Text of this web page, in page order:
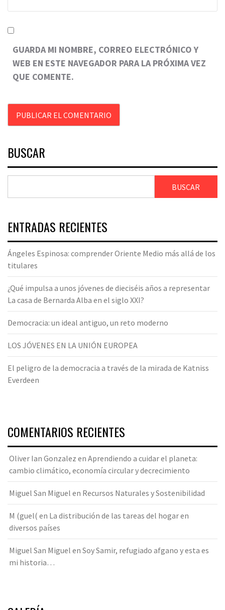
GUARDA MI NOMBRE, CORREO ELECTRÓNICO Y
WEB EN ESTE NAVEGADOR PARA LA PRÓXIMA VEZ
QUE COMENTE.
BUSCAR
BUSCAR
ENTRADAS RECIENTES
Ángeles Espinosa: comprender Oriente Medio más allá de los
titulares
¿Qué impulsa a unos jóvenes de dieciséis años a representar
La casa de Bernarda Alba en el siglo XXI?
Democracia: un ideal antiguo, un reto moderno
LOS JÓVENES EN LA UNIÓN EUROPEA
El peligro de la democracia a través de la mirada de Katniss
Everdeen
COMENTARIOS RECIENTES
Oliver Ian Gonzalez en Aprendiendo a cuidar el planeta:
cambio climático, economía circular y decrecimiento
Miguel San Miguel en Recursos Naturales y Sostenibilidad
M (guel( en La distribución de las tareas del hogar en
diversos países
Miguel San Miguel en Soy Samir, refugiado afgano y esta es
mi historia…